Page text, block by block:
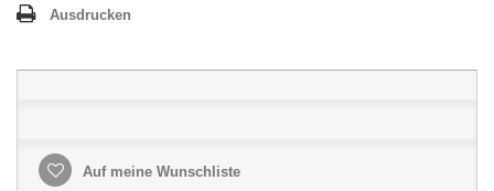
Ausdrucken
Auf meine Wunschliste